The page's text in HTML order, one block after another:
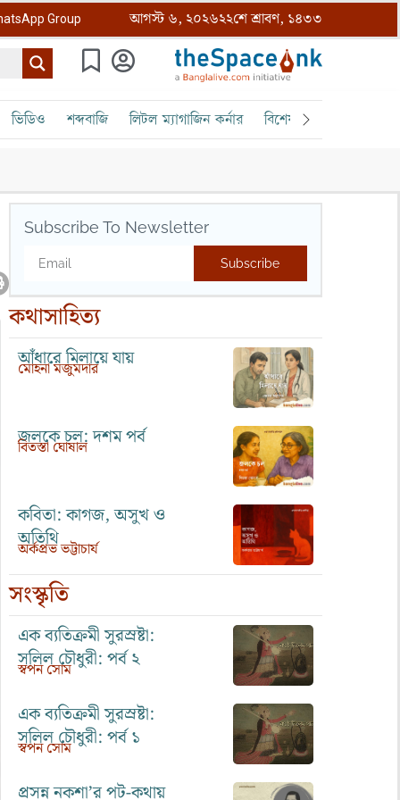
Group আগস্ট ৬, ২০২৬২২শে শ্রাবণ, ১৪৩৩
ভিডিও শব্দবাজি লিটল ম্যাগাজিন কর্নার বিশেষ ক্রোড়পত্র
Subscribe To Newsletter
Subscribe
কথাসাহিত্য
আঁধারে মিলায়ে যায়
মোহনা মজুমদার
জলকে চল: দশম পর্ব
বিতস্তা ঘোষাল
কবিতা: কাগজ, অসুখ ও
অতিথি
অর্কপ্রভ ভট্টাচার্য
সংস্কৃতি
এক ব্যতিক্রমী সুরস্রষ্টা:
সলিল চৌধুরী: পর্ব ২
স্বপন সোম
এক ব্যতিক্রমী সুরস্রষ্টা:
সলিল চৌধুরী: পর্ব ১
স্বপন সোম
প্রসন্ন নকশা’র পট-কথায়